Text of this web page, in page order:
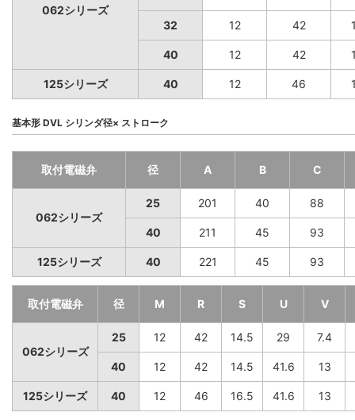
062シリーズ
32 12 42
40 12 42
125シリーズ 40 12 46
基本形 DVL シリンダ径× ストローク
取付電磁弁 径 A B C
062シリーズ
25 201 40 88
40 211 45 93
125シリーズ 40 221 45 93
取付電磁弁 径 M R S U V
062シリーズ
25 12 42 14.5 29 7.4
40 12 42 14.5 41.6 13
125シリーズ 40 12 46 16.5 41.6 13